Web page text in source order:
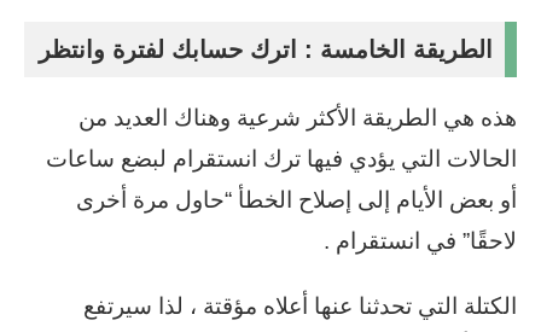
الطريقة الخامسة : اترك حسابك لفترة وانتظر
هذه هي الطريقة الأكثر شرعية وهناك العديد من
الحالات التي يؤدي فيها ترك انستقرام لبضع ساعات
أو بعض الأيام إلى إصلاح الخطأ “حاول مرة أخرى
لاحقًا” في انستقرام .
الكتلة التي تحدثنا عنها أعلاه مؤقتة ، لذا سيرتفع